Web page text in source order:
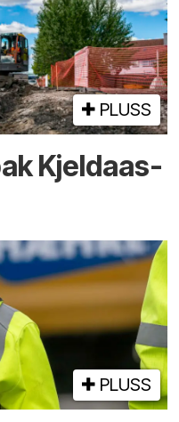
PLUSS
Kjeldaas-
PLUSS